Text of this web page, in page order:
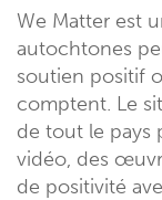
We Matter est
autochtones
soutien positif
comptent. Le
de tout le pays
vidéo, des
de positivité